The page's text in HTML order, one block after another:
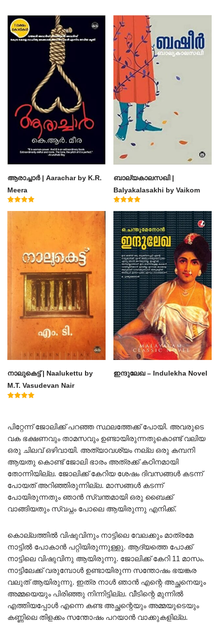
ആരാച്ചാര്‍ | Aarachar by K.R.
Meera
ബാല്യകാലസഖി |
Balyakalasakhi by Vaikom
Muhammad Basheer
4.60
out of 5
നാലുകെട്ട് | Naalukettu by
M.T. Vasudevan Nair
ഇന്ദുലേഖ – Indulekha Novel
പിറ്റേന്ന് ജോലിക്ക് പറഞ്ഞ സ്ഥലത്തേക്ക് പോയി. അവരുടെ
വക ഭക്ഷണവും താമസവും ഉണ്ടായിരുന്നതുകൊണ്ട് വലിയ
ഒരു ചിലവ് ഒഴിവായി. അത്യാവശ്യം നല്ല ഒരു കമ്പനി
ആയതു കൊണ്ട് ജോലി ഭാരം അത്രക്ക് കഠിനമായി
തോന്നിയില്ല. ജോലിക്ക് കേറിയ ശേഷം ദിവസങ്ങൾ കടന്ന്
പോയത് അറിഞ്ഞിരുന്നില്ല. മാസങ്ങൾ കടന്ന്
പോയിരുന്നതും ഞാൻ സ്വന്തമായി ഒരു ബൈക്ക്
വാങ്ങിയതും സ്വപ്നം പോലെ ആയിരുന്നു എനിക്ക്.
കൊല്ലത്തിൽ വിഷുവിനും നാട്ടിലെ വേലക്കും മാത്രമേ
നാട്ടിൽ പോകാൻ പറ്റിയിരുന്നുള്ളു. ആദ്യത്തെ പോക്ക്
നാട്ടിലെ വിഷുവിനു ആയിരുന്നു. ജോലിക്ക് കേറി 11 മാസം.
നാട്ടിലേക്ക് വരുമ്പോൾ ഉണ്ടായിരുന്ന സന്തോഷം ഭയങ്കര
വലുത് ആയിരുന്നു. ഇത്ര നാൾ ഞാൻ എന്റെ അച്ഛനെയും
അമ്മയെയും പിരിഞ്ഞു നിന്നിട്ടില്ല. വീടിന്റെ മുന്നിൽ
എത്തിയപ്പോൾ എന്നെ കണ്ട അച്ഛന്റെയും അമ്മയുടെയും
കണ്ണിലെ തിളക്കം സന്തോഷം പറയാൻ വാക്കുകളില്ല.